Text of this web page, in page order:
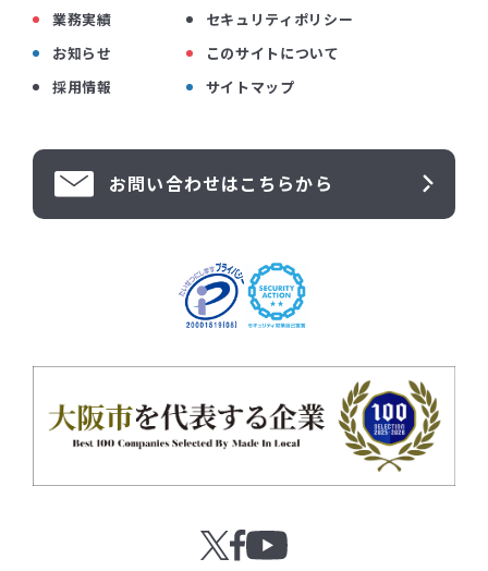
業務実績
お知らせ
採用情報
セキュリティポリシー
このサイトについて
サイトマップ
お問い合わせはこちらから